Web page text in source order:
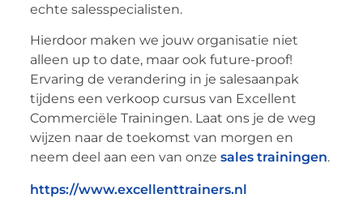
echte salesspecialisten.
Hierdoor maken we jouw organisatie niet
alleen up to date, maar ook future-proof!
Ervaring de verandering in je salesaanpak
tijdens een verkoop cursus van Excellent
Commerciële Trainingen. Laat ons je de weg
wijzen naar de toekomst van morgen en
neem deel aan een van onze sales trainingen.
https://www.excellenttrainers.nl